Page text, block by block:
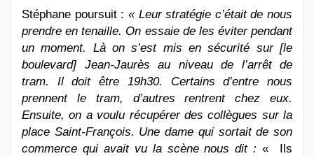
Stéphane poursuit : « Leur stratégie c’était de nous
prendre en tenaille. On essaie de les éviter pendant
un moment. Là on s’est mis en sécurité sur [le
boulevard] Jean-Jaurès au niveau de l’arrêt de
tram. Il doit être 19h30. Certains d’entre nous
prennent le tram, d’autres rentrent chez eux.
Ensuite, on a voulu récupérer des collègues sur la
place Saint-François. Une dame qui sortait de son
commerce qui avait vu la scène nous dit : « Ils